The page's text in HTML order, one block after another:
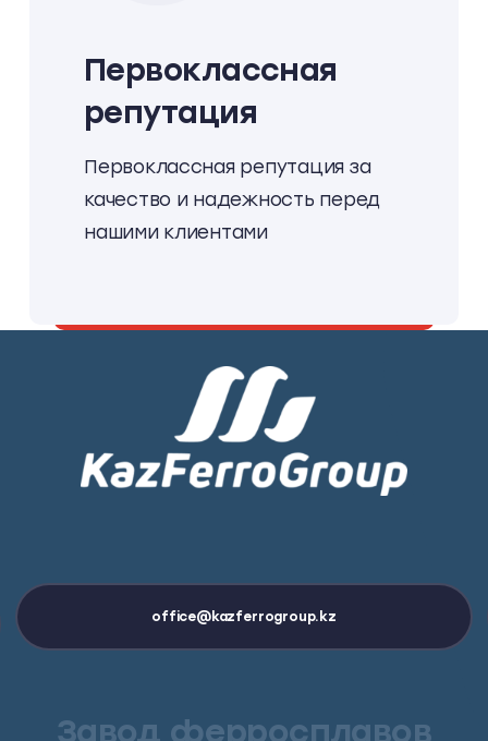
Первоклассная
репутация
Первоклассная репутация за
качество и надежность перед
нашими клиентами
office@kazferrogroup.kz
Завод ферросплавов